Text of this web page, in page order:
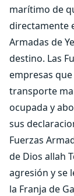
marítimo de
directamente
Armadas de
destino. Las
empresas
transporte
ocupada y
sus
Fuerzas
de Dios allah
agresión y se
la Franja de